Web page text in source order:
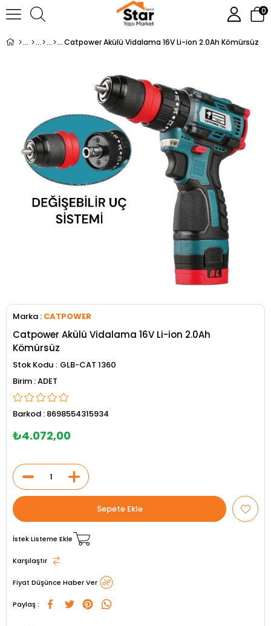
0
Catpower Akülü Vidalama 16V Li-ion 2.0Ah Kömürsüz
Marka : CATPOWER
Catpower Akülü Vidalama 16V Li-ion 2.0Ah
Kömürsüz
Stok Kodu
GLB-CAT 1360
ADET
Barkod : 8698554315934
₺4.072,00
İstek Listeme Ekle
Karşılaştır
Fiyat Düşünce Haber Ver
Paylaş :